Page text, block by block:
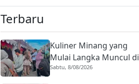
Terbaru
Kuliner Minang yang
Mulai Langka Muncul di
Padang Gastronomy
Sabtu, 8/08/2026